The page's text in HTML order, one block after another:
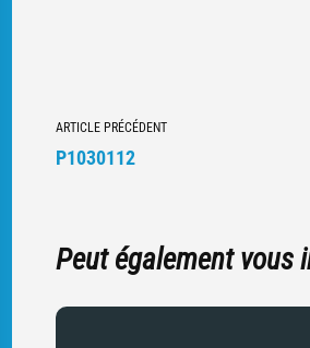
Navigation
vers
ARTICLE PRÉCÉDENT
P1030112
Peut également vous